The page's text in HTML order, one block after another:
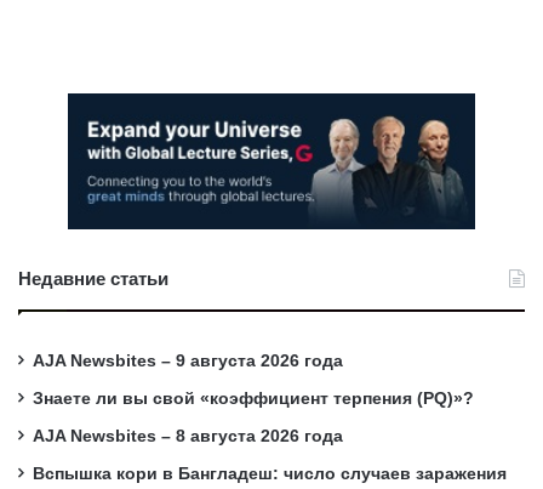
Недавние статьи
AJA Newsbites – 9 августа 2026 года
Знаете ли вы свой «коэффициент терпения (PQ)»?
AJA Newsbites – 8 августа 2026 года
Вспышка кори в Бангладеш: число случаев заражения